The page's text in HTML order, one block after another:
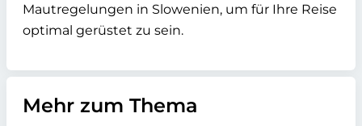
Mautregelungen in Slowenien, um für Ihre Reise
optimal gerüstet zu sein.
Mehr zum Thema